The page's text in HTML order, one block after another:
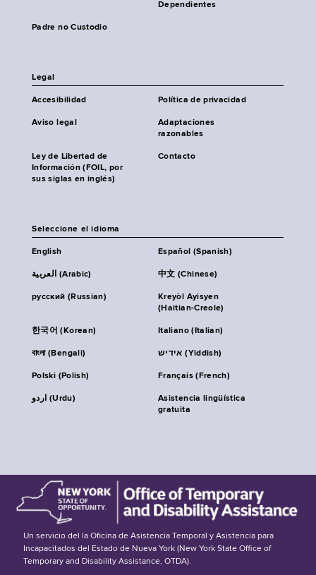
Dependientes
Padre no Custodio
Legal
Accesibilidad Política de privacidad
Aviso legal
Adaptaciones
razonables
Ley de Libertad de
Información (FOIL, por
sus siglas en inglés)
Contacto
Seleccione el idioma
English Español (Spanish)
العربية (Arabic) 中文 (Chinese)
русский (Russian)
Kreyòl Ayisyen
(Haitian-Creole)
한국어 (Korean) Italiano (Italian)
বাংলা (Bengali) אידיש (Yiddish)
Polski (Polish) Français (French)
اردو (Urdu)
Asistencia lingüística
gratuita
Un servicio del la Oficina de Asistencia Temporal y Asistencia para
Incapacitados del Estado de Nueva York (New York State Office of
Temporary and Disability Assistance, OTDA).